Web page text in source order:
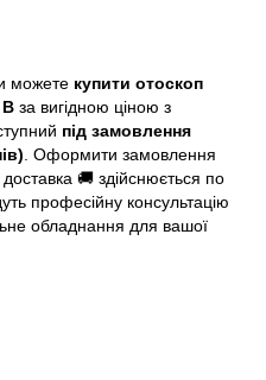
можете купити отоскоп
В за вигідною ціною з
під замовлення
. Оформити замовлення
🚚 здійснюється по
професійну консультацію
обладнання для вашої